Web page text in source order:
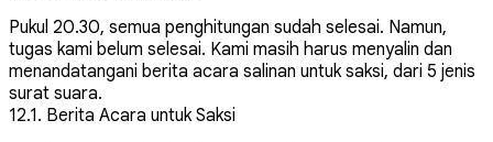
Pukul 20.30, semua penghitungan sudah selesai. Namun,
tugas kami belum selesai. Kami masih harus menyalin dan
menandatangani berita acara salinan untuk saksi, dari 5 jenis
surat suara.
12.1. Berita Acara untuk Saksi